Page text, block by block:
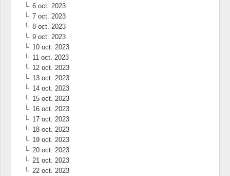
6 oct. 2023
7 oct. 2023
8 oct. 2023
9 oct. 2023
10 oct. 2023
11 oct. 2023
12 oct. 2023
13 oct. 2023
14 oct. 2023
15 oct. 2023
16 oct. 2023
17 oct. 2023
18 oct. 2023
19 oct. 2023
20 oct. 2023
21 oct. 2023
22 oct. 2023